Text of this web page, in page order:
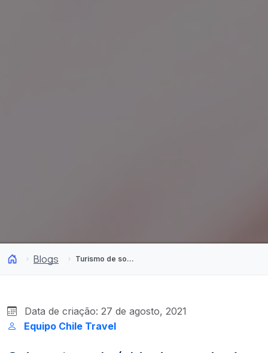
Blogs Turismo de sofá: 10 filmes sobre o Chile que farão você querer nos visitar
Data de criação: 27 de agosto, 2021
Equipo Chile Travel